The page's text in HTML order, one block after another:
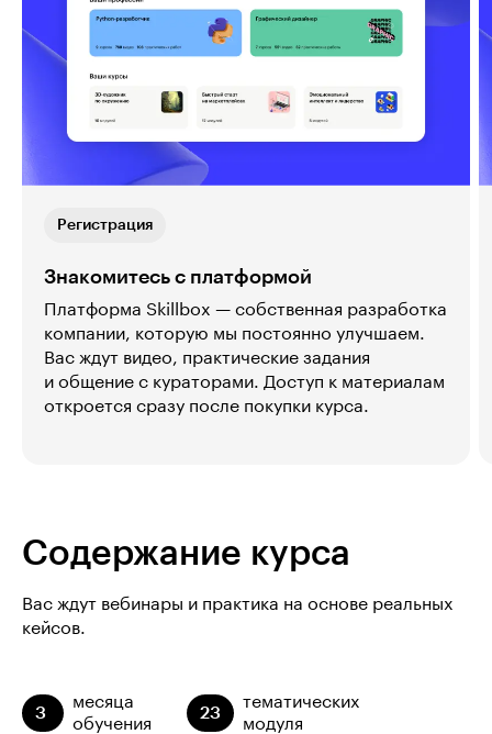
Регистрация
Знакомитесь с платформой
Платформа Skillbox — собственная разработка
компании, которую мы постоянно улучшаем.
Вас ждут видео, практические задания
и общение с кураторами. Доступ к материалам
откроется сразу после покупки курса.
Содержание курса
Вас ждут вебинары и практика на основе реальных
кейсов.
3
месяца
обучения
23
тематических
модуля